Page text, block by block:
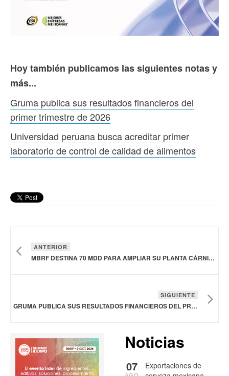
Hoy también publicamos las siguientes notas y
más...
Gruma publica sus resultados financieros del
primer trimestre de 2026
Universidad peruana busca acreditar primer
laboratorio de control de calidad de alimentos
ANTERIOR
MBRF DESTINA 70 MDD PARA AMPLIAR SU PLANTA CÁRNICA EN URUGUAY
SIGUIENTE
GRUMA PUBLICA SUS RESULTADOS FINANCIEROS DEL PRIMER TRIMESTRE DE 2026
Noticias
Exportaciones de
07